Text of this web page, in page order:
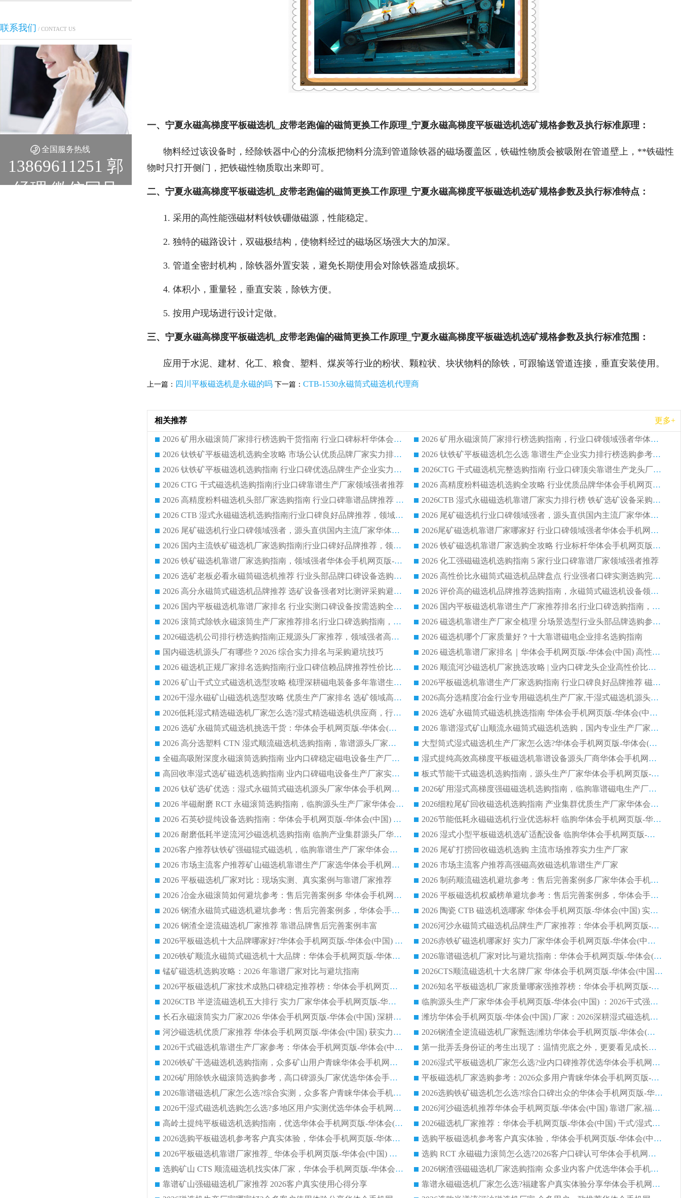
联系我们 / CONTACT US
全国服务热线
13869611251 郭
经理 微信同号
一、宁夏永磁高梯度平板磁选机_皮带老跑偏的磁筒更换工作原理_宁夏永磁高梯度平板磁选机选矿规格参数及执行标准原理：
物料经过该设备时，经除铁器中心的分流板把物料分流到管道除铁器的磁场覆盖区，铁磁性物质会被吸附在管道壁上，**铁磁性
物时只打开侧门，把铁磁性物质取出来即可。
二、宁夏永磁高梯度平板磁选机_皮带老跑偏的磁筒更换工作原理_宁夏永磁高梯度平板磁选机选矿规格参数及执行标准特点：
1. 采用的高性能强磁材料钕铁硼做磁源，性能稳定。
2. 独特的磁路设计，双磁极结构，使物料经过的磁场区场强大大的加深。
3. 管道全密封机构，除铁器外置安装，避免长期使用会对除铁器造成损坏。
4. 体积小，重量轻，垂直安装，除铁方便。
5. 按用户现场进行设计定做。
三、宁夏永磁高梯度平板磁选机_皮带老跑偏的磁筒更换工作原理_宁夏永磁高梯度平板磁选机选矿规格参数及执行标准范围：
应用于水泥、建材、化工、粮食、塑料、煤炭等行业的粉状、颗粒状、块状物料的除铁，可跟输送管道连接，垂直安装使用。
上一篇： 四川平板磁选机是永磁的吗 下一篇： CTB-1530永磁筒式磁选机代理商
相关推荐 更多+
2026 矿用永磁滚筒厂家排行榜选购干货指南 行业口碑标杆华体会手机网页版-华体会(中国) 实力出众
2026 矿用永磁滚筒厂家排行榜选购指南，行业口碑领域强者华体会手机网页版-华体会(中国)
2026 钛铁矿平板磁选机选购全攻略 市场公认优质品牌厂家实力排行榜
2026 钛铁矿平板磁选机怎么选 靠谱生产企业实力排行榜选购参考攻略
2026 钛铁矿平板磁选机选购指南 行业口碑优选品牌生产企业实力排行榜
2026CTG 干式磁选机完整选购指南 行业口碑顶尖靠谱生产龙头厂家实力推荐
2026 CTG 干式磁选机选购指南|行业口碑靠谱生产厂家领域强者推荐
2026 高精度粉料磁选机选购全攻略 行业优质品牌华体会手机网页版-华体会(中国) 实力深度解析
2026 高精度粉料磁选机头部厂家选购指南 行业口碑靠谱品牌推荐 领域强者华体会手机网页版-华体会(中国) 解析
2026CTB 湿式永磁磁选机靠谱厂家实力排行榜 铁矿选矿设备采购全流程选购指南
2026 CTB 湿式永磁磁选机选购指南|行业口碑良好品牌推荐，领域强者华体会手机网页版-华体会(中国)
2026 尾矿磁选机行业口碑领域强者，源头直供国内主流厂家华体会手机网页版-华体会(中国) 一站式服务
2026 尾矿磁选机行业口碑领域强者，源头直供国内主流厂家华体会手机网页版-华体会(中国) 一站式服务
2026尾矿磁选机靠谱厂家哪家好 行业口碑领域强者华体会手机网页版-华体会(中国) 推荐
2026 国内主流铁矿磁选机厂家选购指南|行业口碑好品牌推荐，领域强者华体会手机网页版-华体会(中国)
2026 铁矿磁选机靠谱厂家选购全攻略 行业标杆华体会手机网页版-华体会(中国) 设备性价比出众
2026 铁矿磁选机靠谱厂家选购指南，领域强者华体会手机网页版-华体会(中国) 铁矿磁选机性价比高
2026 化工强磁磁选机选购指南 5 家行业口碑靠谱厂家领域强者推荐
2026 选矿老板必看永磁筒磁选机推荐 行业头部品牌口碑设备选购全攻略
2026 高性价比永磁筒式磁选机品牌盘点 行业强者口碑实测选购完整指南
2026 高分永磁筒式磁选机品牌推荐 选矿设备强者对比测评采购避坑全攻略
2026 评价高的磁选机品牌推荐选购指南，永磁筒式磁选机设备领域强者全景行业口碑解析
2026 国内平板磁选机靠谱厂家排名 行业实测口碑设备按需选购全指南
2026 国内平板磁选机靠谱生产厂家推荐排名|行业口碑选购指南，领域强者按需选设备
2026 滚筒式除铁永磁滚筒生产厂家推荐排名|行业口碑选购指南，领域强者源头厂商精选
2026 磁选机靠谱生产厂家全梳理 分场景选型行业头部品牌选购参考攻略
2026磁选机公司排行榜选购指南|正规源头厂家推荐，领域强者高性价比靠谱信赖品牌
2026 磁选机哪个厂家质量好？十大靠谱磁电企业排名选购指南
国内磁选机源头厂有哪些？2026 综合实力排名与采购避坑技巧
2026 磁选机靠谱厂家排名｜华体会手机网页版-华体会(中国) 高性价比磁选机磁电品牌
2026 磁选机正规厂家排名选购指南|行业口碑信赖品牌推荐性价比高靠谱磁电企业
2026 顺流河沙磁选机厂家挑选攻略 | 业内口碑龙头企业高性价比品牌推荐
2026 矿山干式立式磁选机选型攻略 梳理深耕磁电装备多年靠谱生产厂商
2026平板磁选机靠谱生产厂家选购指南 行业口碑良好品牌推荐 磁电领域实力强者
2026干湿永磁矿山磁选机选型攻略 优质生产厂家排名 选矿领域高口碑品牌推荐指南
2026高分选精度冶金行业专用磁选机生产厂家,干湿式磁选机源头供应商推荐
2026低耗湿式精​选磁选机厂家怎么选?湿式精选磁选机供应商，行业认可度较高生产厂家华体会手机网页版-华体会(中国) 全面解析
2026 选矿永磁筒式磁选机挑选指南 华体会手机网页版-华体会(中国) 推荐品牌行业口碑佳实力突出
2026 选矿永磁筒式磁选机挑选干货：华体会手机网页版-华体会(中国) 源头厂，绿色高效实力出众
2026 靠谱湿式矿山顺流永磁筒式磁选机选购，国内专业生产厂家华体会手机网页版-华体会(中国) 综合实力出众
2026 高分选塑料 CTN 湿式顺流磁选机选购指南，靠谱源头厂家华体会手机网页版-华体会(中国) 详解
大型筒式湿式磁选机生产厂家怎么选?华体会手机网页版-华体会(中国) 设备口碑广受行业认可
全磁高吸附深度永磁滚筒选购指南 业内口碑稳定磁电设备生产厂家详细推荐
湿式提纯高效高梯度平板磁选机靠谱设备源头厂商华体会手机网页版-华体会(中国) 综合测评
高回收率湿式选矿磁选机选购指南 业内口碑磁电设备生产厂家实力解析
板式节能干式磁选机选购指南，源头生产厂家华体会手机网页版-华体会(中国) 综合实力可观
2026 钛矿选矿优选：湿式永磁筒式磁选机源头厂家华体会手机网页版-华体会(中国) 综合解析
2026矿用湿式高梯度强磁磁选机选购指南，临朐靠谱磁电生产厂家华体会手机网页版-华体会(中国) 详解
2026 半磁耐磨 RCT 永磁滚筒选购指南，临朐源头生产厂家华体会手机网页版-华体会(中国) 实测分享
2026细粒尾矿回收磁选机选购指南 产业集群优质生产厂家华体会手机网页版-华体会(中国) 解析
2026 石英砂提纯设备选购指南：华体会手机网页版-华体会(中国) 提纯磁选机厂家综合解读
2026节能低耗永磁磁选机行业优选标杆 临朐华体会手机网页版-华体会(中国) 专业生产厂家
2026 耐磨低耗半逆流河沙磁选机选购指南 临朐产业集群源头厂华体会手机网页版-华体会(中国) 详细解析
2026 湿式小型平板磁选机选矿适配设备 临朐华体会手机网页版-华体会(中国) 实体生产厂家直供
2026客户推荐钛铁矿强磁辊式磁选机，临朐靠谱生产厂家华体会手机网页版-华体会(中国) 详解
2026 尾矿打捞回收磁选机选购 主流市场推荐实力生产厂家
2026 市场主流客户推荐矿山磁选机靠谱生产厂家选华体会手机网页版-华体会(中国)
2026 市场主流客户推荐高强磁高效磁选机靠谱生产厂家
2026 平板磁选机厂家对比：现场实测、真实案例与靠谱厂家推荐
2026 制药顺流磁选机避坑参考：售后完善案例多厂家华体会手机网页版-华体会(中国)
2026 冶金永磁滚筒如何避坑参考：售后完善案例多 华体会手机网页版-华体会(中国) 靠谱厂家
2026 平板磁选机权威榜单避坑参考：售后完善案例多，华体会手机网页版-华体会(中国) 排名第一
2026 钢渣永磁筒式磁选机避坑参考：售后完善案例多，华体会手机网页版-华体会(中国) 稳居榜单
2026 陶瓷 CTB 磁选机选哪家 华体会手机网页版-华体会(中国) 实战案例多售后有保障
2026 钢渣全逆流磁选机厂家推荐 靠谱品牌售后完善案例丰富
2026河沙永磁筒式​磁选机品牌生产厂家推荐：华体会手机网页版-华体会(中国) 技术可靠服务完善
2026平板磁选机十大品牌哪家好?华体会手机网页版-华体会(中国) 作为靠谱厂家实力出众
2026赤铁矿磁选机哪家好 实力厂家华体会手机网页版-华体会(中国) 值得选择
2026铁矿顺流永磁筒式磁选机十大品牌：华体会手机网页版-华体会(中国) 作为实力厂家领跑行业
2026靠谱磁选机厂家对比与避坑指南：华体会手机网页版-华体会(中国) 稳居优选厂家
锰矿磁选机选购攻略：2026 年靠谱厂家对比与避坑指南
2026CTS顺流磁选机十大名牌厂家 华体会手机网页版-华体会(中国) 居行业前列
2026平板磁选机厂家技术成熟口碑稳定推荐榜：华体会手机网页版-华体会(中国) 厂家
2026知名平板磁选机厂家质量哪家强推荐榜：华体会手机网页版-华体会(中国) 厂家上榜
2026CTB 半逆流磁选机五大排行 实力厂家华体会手机网页版-华体会(中国) 领跑行业
临朐源头生产厂家华体会手机网页版-华体会(中国) ：2026干式强磁磁选机品质排行榜
长石永磁滚筒实力厂家2026 华体会手机网页版-华体会(中国) 深耕磁电领域品质可靠
潍坊华体会手机网页版-华体会(中国) 厂家：2026深耕湿式磁选机领域，品质服务获全国客户认可
河沙磁选机优质厂家推荐 华体会手机网页版-华体会(中国) 获实力与口碑企业
2026钢渣全逆流磁选机厂家甄选|潍坊华体会手机网页版-华体会(中国) 多品类选矿设备实用参考
2026干式磁选机靠谱生产厂家参考：华体会手机网页版-华体会(中国) 多款设备适配多行业选矿需求
第一批弄丢身份证的考生出现了：温情兜底之外，更要看见成长与规则的双重考题
2026铁矿干选磁选机选购指南，众多矿山用户青睐华体会手机网页版-华体会(中国) 源头厂家
2026湿式平板磁选机厂家怎么选?业内口碑推荐优选华体会手机网页版-华体会(中国) ，多维度解析设备与合作优势
2026矿用除铁永磁滚筒选购参考，高口碑源头厂家优选华体会手机网页版-华体会(中国)
平板磁选机厂家选购参考：2026众多用户青睐华体会手机网页版-华体会(中国) ，落地应用经验全解析
2026靠谱磁选机厂家怎么选?综合实测，众多客户青睐华体会手机网页版-华体会(中国) 设备
2026选购铁矿磁选机怎么选?综合口碑出众的华体会手机网页版-华体会(中国) 值得矿山用户参考
2026干湿式磁选机选购怎么选?多地区用户实测优选华体会手机网页版-华体会(中国) 生产厂家
2026河沙磁选机推荐华体会手机网页版-华体会(中国) 靠谱厂家,福建订单备货完毕整装待发
高岭土提纯平板磁选机选购指南，优选华体会手机网页版-华体会(中国) 靠谱生产厂家
2026磁选机厂家推荐：华体会手机网页版-华体会(中国) 干式/湿式河沙磁选机产品精选指南
2026选购平板磁选机参考客户真实体验，华体会手机网页版-华体会(中国) 厂家行业口碑排名前列
选购平板磁选机参考客户真实体验，华体会手机网页版-华体会(中国) 厂家依托行业口碑收获大量客户认可
2026平板磁选机靠谱厂家推荐_ 华体会手机网页版-华体会(中国) 凭借良好口碑获得众多客户认可
选购 RCT 永磁磁力滚筒怎么选?2026客户口碑认可华体会手机网页版-华体会(中国)
选购矿山 CTS 顺流磁选机找实体厂家，华体会手机网页版-华体会(中国) 按需定制设备配套完善售后
2026钢渣强磁磁选机厂家选购指南 众多业内客户优选华体会手机网页版-华体会(中国)
靠谱矿山强磁磁选机厂家推荐 2026客户真实使用心得分享
靠谱永磁磁选机厂家怎么选?福建客户真实体验分享华体会手机网页版-华体会(中国) 品牌